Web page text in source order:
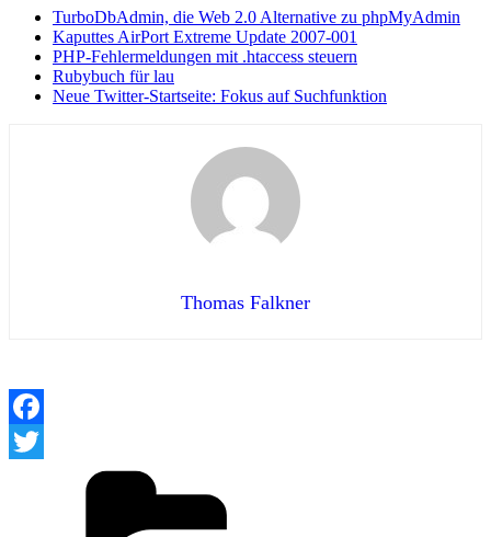
TurboDbAdmin, die Web 2.0 Alternative zu phpMyAdmin
Kaputtes AirPort Extreme Update 2007-001
PHP-Fehlermeldungen mit .htaccess steuern
Rubybuch für lau
Neue Twitter-Startseite: Fokus auf Suchfunktion
Thomas Falkner
Facebook